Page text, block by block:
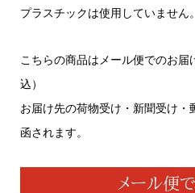
プラスチックは使用していません。
こちらの商品はメール便でのお
込）
お届け先の荷物受け・新聞受け
函されます。